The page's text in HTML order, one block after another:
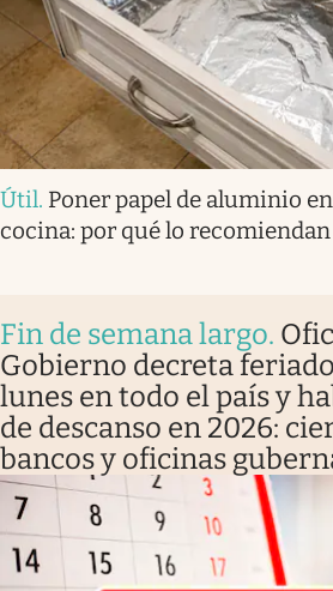
Útil. Poner papel de aluminio
cocina: por qué lo
Fin de semana largo.
Gobierno decreta
lunes en todo el país y
de descanso en 2026:
bancos y oficinas